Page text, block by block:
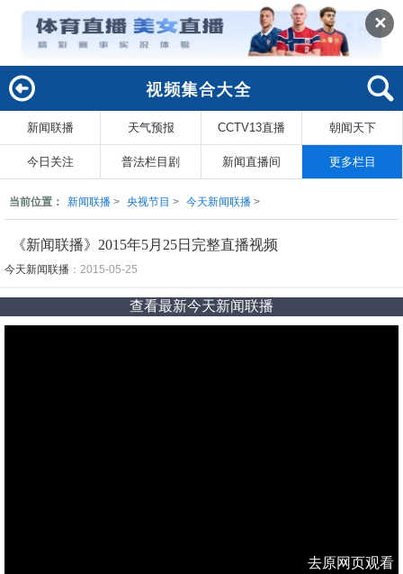
✕
索
新闻联播 天气预报 CCTV13直播 朝闻天下
今日关注 普法栏目剧 新闻直播间 更多栏目
当前位置： 新闻联播 > 央视节目 > 今天新闻联播 >
《新闻联播》2015年5月25日完整直播视频
今天新闻联播 ：2015-05-25
查看最新今天新闻联播
去原网页观看